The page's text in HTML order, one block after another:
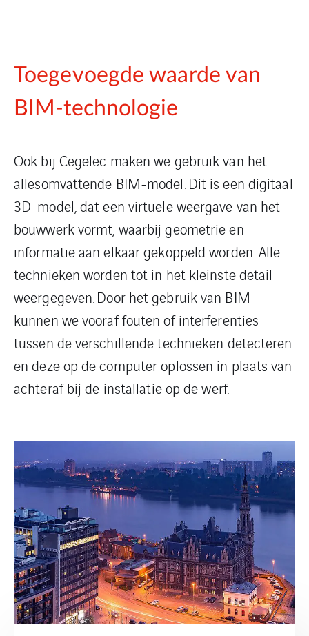
Toegevoegde waarde van
BIM-technologie
Ook bij Cegelec maken we gebruik van het
allesomvattende BIM-model. Dit is een digitaal
3D-model, dat een virtuele weergave van het
bouwwerk vormt, waarbij geometrie en
informatie aan elkaar gekoppeld worden. Alle
technieken worden tot in het kleinste detail
weergegeven. Door het gebruik van BIM
kunnen we vooraf fouten of interferenties
tussen de verschillende technieken detecteren
en deze op de computer oplossen in plaats van
achteraf bij de installatie op de werf.